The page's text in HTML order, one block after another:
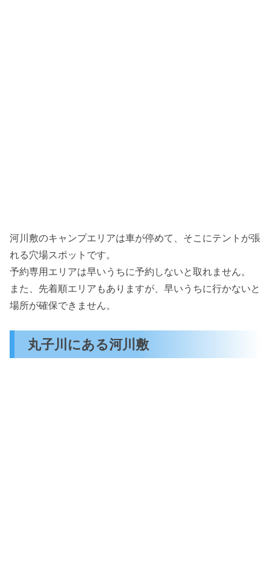
河川敷のキャンプエリアは車が停めて、そこにテントが張
れる穴場スポットです。
予約専用エリアは早いうちに予約しないと取れません。
また、先着順エリアもありますが、早いうちに行かないと
場所が確保できません。
丸子川にある河川敷